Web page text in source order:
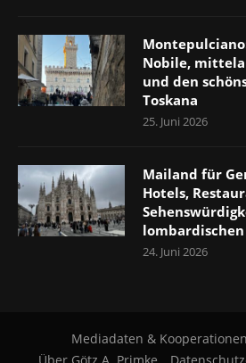
Nobile,
und den
Toskana
25. Juni 2026
Mailand für
Hotels,
24. Juni 2026
Mediadaten & Kooperationen